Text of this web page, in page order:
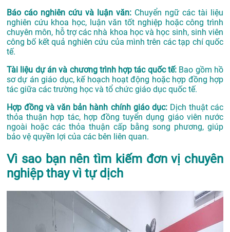
Báo cáo nghiên cứu và luận văn: Chuyển ngữ các tài liệu
nghiên cứu khoa học, luận văn tốt nghiệp hoặc công trình
chuyên môn, hỗ trợ các nhà khoa học và học sinh, sinh viên
công bố kết quả nghiên cứu của mình trên các tạp chí quốc
tế.
Tài liệu dự án và chương trình hợp tác quốc tế: Bao gồm hồ
sơ dự án giáo dục, kế hoạch hoạt động hoặc hợp đồng hợp
tác giữa các trường học và tổ chức giáo dục quốc tế.
Hợp đồng và văn bản hành chính giáo dục: Dịch thuật các
thỏa thuận hợp tác, hợp đồng tuyển dụng giáo viên nước
ngoài hoặc các thỏa thuận cấp bằng song phương, giúp
bảo vệ quyền lợi của các bên liên quan.
Vì sao bạn nên tìm kiếm đơn vị chuyên
nghiệp thay vì tự dịch